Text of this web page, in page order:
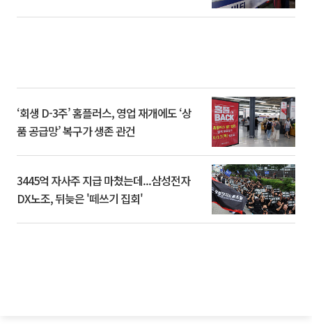
‘회생 D-3주’ 홈플러스, 영업 재개에도 ‘상
품 공급망’ 복구가 생존 관건
3445억 자사주 지급 마쳤는데...삼성전자
DX노조, 뒤늦은 '떼쓰기 집회'